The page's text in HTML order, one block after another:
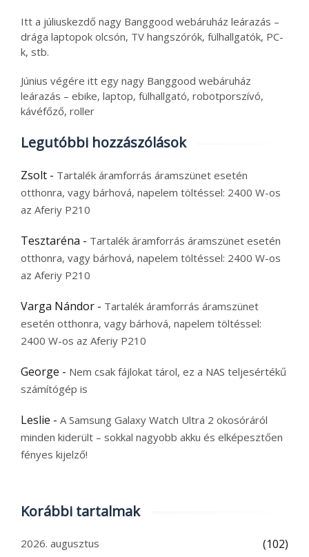
Itt a júliuskezdő nagy Banggood webáruház leárazás –
drága laptopok olcsón, TV hangszórók, fülhallgatók, PC-
k, stb.
Június végére itt egy nagy Banggood webáruház
leárazás – ebike, laptop, fülhallgató, robotporszívó,
kávéfőző, roller
Legutóbbi hozzászólások
Zsolt - Tartalék áramforrás áramszünet esetén
otthonra, vagy bárhová, napelem töltéssel: 2400 W-os
az Aferiy P210
Tesztaréna - Tartalék áramforrás áramszünet esetén
otthonra, vagy bárhová, napelem töltéssel: 2400 W-os
az Aferiy P210
Varga Nándor - Tartalék áramforrás áramszünet
esetén otthonra, vagy bárhová, napelem töltéssel:
2400 W-os az Aferiy P210
George - Nem csak fájlokat tárol, ez a NAS teljesértékű
számítógép is
Leslie - A Samsung Galaxy Watch Ultra 2 okosóráról
minden kiderült – sokkal nagyobb akku és elképesztően
fényes kijelző!
Korábbi tartalmak
2026. augusztus (102)